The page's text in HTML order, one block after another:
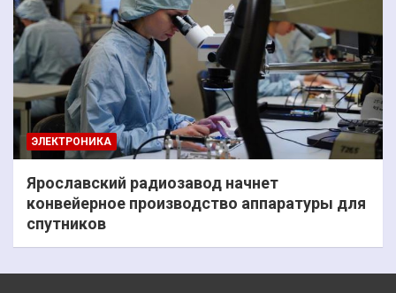
ЭЛЕКТРОНИКА
Ярославский радиозавод начнет
конвейерное производство аппаратуры для
спутников